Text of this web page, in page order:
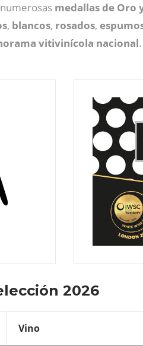
medallas de Oro
, blancos, rosados,
vitivinícola nacional.
2026
Vino